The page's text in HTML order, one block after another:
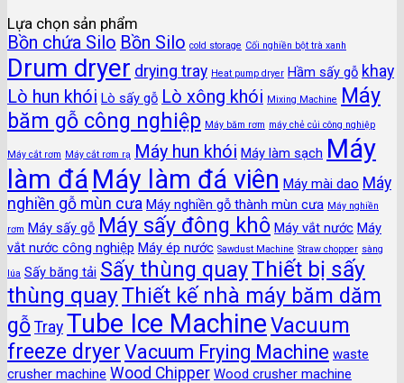
Lựa chọn sản phẩm
Bồn chứa Silo Bồn Silo cold storage Cối nghiền bột trà xanh
Drum dryer drying tray Heat pump dryer Hầm sấy gỗ khay
Lò hun khói Lò sấy gỗ Lò xông khói Mixing Machine Máy
băm gỗ công nghiệp Máy băm rơm máy chẻ củi công nghiệp
Máy cắt rơm Máy cắt rơm rạ Máy hun khói Máy làm sạch Máy
làm đá Máy làm đá viên Máy mài dao Máy
nghiền gỗ mùn cưa Máy nghiền gỗ thành mùn cưa Máy nghiền
rơm Máy sấy gỗ Máy sấy đông khô Máy vắt nước Máy
vắt nước công nghiệp Máy ép nước Sawdust Machine Straw chopper sàng
lúa Sấy băng tải Sấy thùng quayThiết bị sấy
thùng quayThiết kế nhà máy băm dăm
gỗ Tray Tube Ice MachineVacuum
freeze dryer Vacuum Frying Machine waste
crusher machine Wood Chipper Wood crusher machine